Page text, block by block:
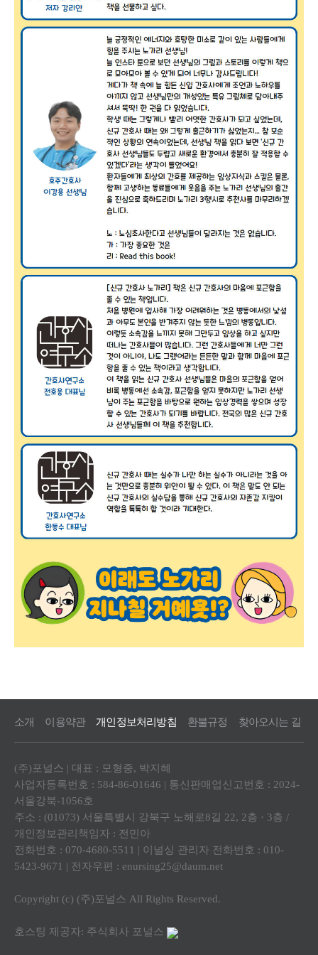
소개 이용약관 개인정보처리방침 환불규정 찾아오시는 길
(주)포널스 | 대표 : 모형중, 박지혜
사업자등록번호 : 584-86-01646 | 통신판매업신고번호 : 2024-
서울강북-1056호
주소 : (01073) 서울특별시 강북구 노해로8길 22, 2층 · 3층 /
개인정보관리책임자 : 전민아
전화번호 : 070-4680-5511 | 이널싱 관리자 전화번호 : 010-
5423-9671 | 전자우편 : enursing25@daum.net
Copyright (c) (주)포널스 All Rights Reserved.
호스팅 제공자: 주식회사 포널스